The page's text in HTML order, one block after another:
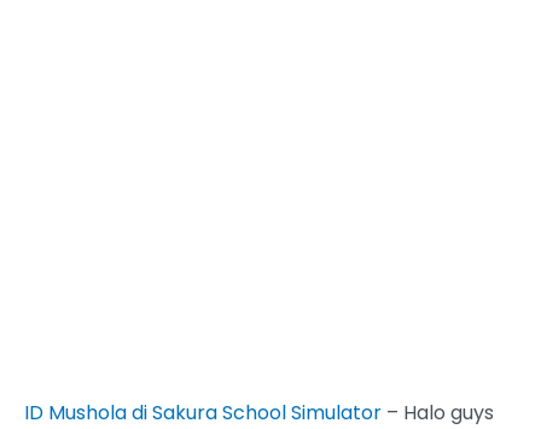
ID Mushola di Sakura School Simulator – Halo guys